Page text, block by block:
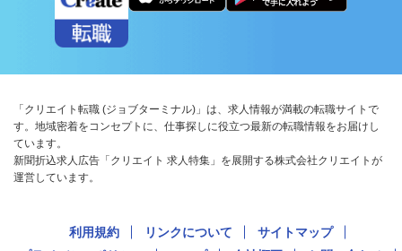
「クリエイト転職 (ジョブターミナル)」は、求人情報が満載の転職サイトで
す。地域密着をコンセプトに、仕事探しに役立つ最新の転職情報をお届けし
ています。
新聞折込求人広告「クリエイト 求人特集」を展開する株式会社クリエイトが
運営しています。
利用規約 リンクについて
サイトマップ